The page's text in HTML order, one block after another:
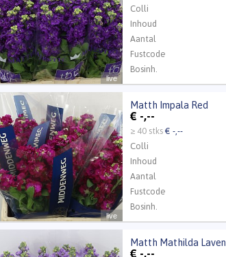
live
Colli
Inhoud
Aantal
Fustcode
Bosinh.
Kweker
live
Matth Impala Red
€ -,--
≥ 40 stks€ -,--
Colli
Inhoud
Aantal
Fustcode
Bosinh.
Kweker
Matth Impala Red
U moet ingelogd zijn om te kunnen kopen.
Matth Mathilda Laven
€ -,--
Matth Mathilda Laven